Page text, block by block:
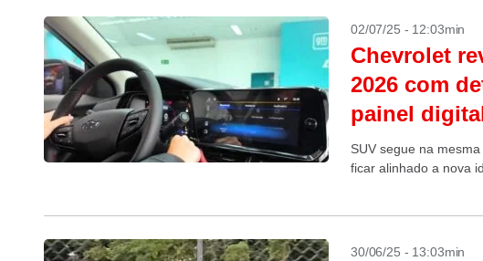
02/07/25 - 12:03min
Chevrolet
2026 com
painel
SUV segue na
ficar alinhado a nova
30/06/25 - 13:03min